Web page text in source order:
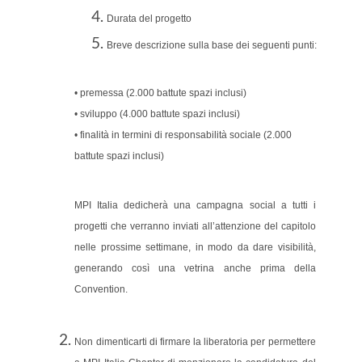
Durata del progetto
Breve descrizione sulla base dei seguenti punti:
• premessa (2.000 battute spazi inclusi)
• sviluppo (4.000 battute spazi inclusi)
• finalità in termini di responsabilità sociale (2.000
battute spazi inclusi)
MPI Italia dedicherà una campagna social a tutti i
progetti che verranno inviati all’attenzione del capitolo
nelle prossime settimane, in modo da dare visibilità,
generando così una vetrina anche prima della
Convention.
Non dimenticarti di firmare la liberatoria per permettere